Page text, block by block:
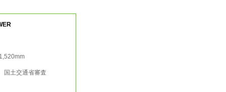
国土交通省審査